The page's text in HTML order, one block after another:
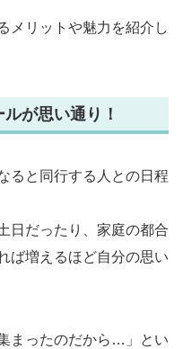
メリットや魅力を紹介し
が思い通り！
ると同行する人との日程
日だったり、家庭の都合
ば増えるほど自分の思い
まったのだから…」とい